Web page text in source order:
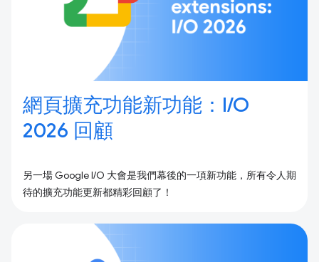
網頁擴充功能新功能：I/O
2026 回顧
另一場 Google I/O 大會是我們幕後的一項新功能，所有令人期
待的擴充功能更新都精彩回顧了！